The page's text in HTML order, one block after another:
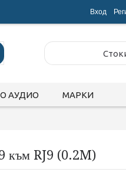
Вход
АУДИО МАРКИ
към RJ9 (0.2M)